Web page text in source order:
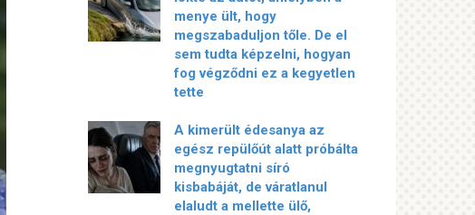
menye ült, hogy
megszabaduljon tőle. De el
sem tudta képzelni, hogyan
fog végződni ez a kegyetlen
tette
A kimerült édesanya az
egész repülőút alatt próbálta
megnyugtatni síró
kisbabáját, de váratlanul
elaludt a mellette ülő,